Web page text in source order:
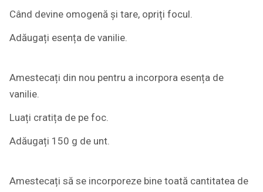
Când devine omogenă și tare, opriți focul.
Adăugați esența de vanilie.
Amestecați din nou pentru a incorpora esența de
vanilie.
Luați cratița de pe foc.
Adăugați 150 g de unt.
Amestecați să se incorporeze bine toată cantitatea de